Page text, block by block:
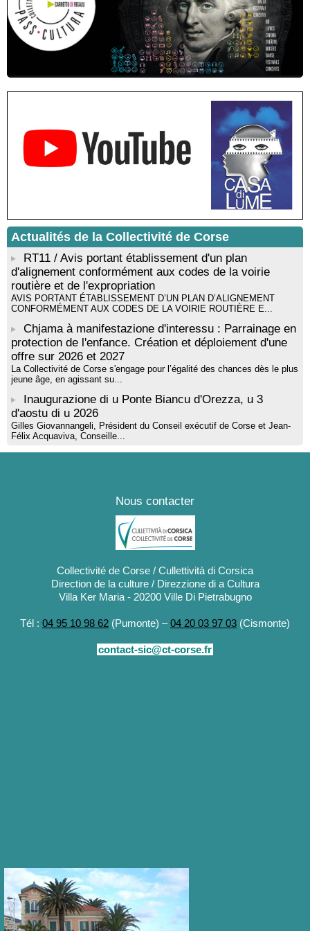
Residenza di scrittura di Angela Nicolai, Trà Corsica è
Sardegna - Mediateca di castagniccia Mare è monti - I Fulelli
Résidence d’écriture et de recherche de l’écrivaine Cécilia
Castelli - Institut Mémoires de l'Edition Contemporaine - Caen /
Médiathèque de Castagniccia Mare et Monti - I Fulelli
livre « La ballade du pendu du Niolu» - Mediateca territuriale di
Mise en musique d’un livre jeunesse par Annik Meschinet,
musicienne pédagogue : Ateliers d’expression sonore, vocale,
rythmique et corporelle - Mediateca territuriale di Santa Lucia di
Tallà
! Événement reporté ! Cycle de conférences peinture animé
par Alexandre Dominati - Mediateca territuriale di Santa Lucia di
Actualités de la Collectivité de Corse
RT11 / Avis portant établissement d'un plan
d'alignement conformément aux codes de la voirie
routière et de l'expropriation
AVIS PORTANT ÉTABLISSEMENT D’UN PLAN D’ALIGNEMENT
CONFORMÉMENT AUX CODES DE LA VOIRIE ROUTIÈRE E...
Chjama à manifestazione d'interessu : Parrainage en
protection de l'enfance. Création et déploiement d'une
offre sur 2026 et 2027
La Collectivité de Corse s'engage pour l’égalité des chances dès le plus
jeune âge, en agissant su...
Inaugurazione di u Ponte Biancu d'Orezza, u 3
d'aostu di u 2026
Gilles Giovannangeli, Président du Conseil exécutif de Corse et Jean-
Félix Acquaviva, Conseille...
Nous contacter
Collectivité de Corse / Cullettività di Corsica
Direction de la culture / Direzzione di a Cultura
Villa Ker Maria - 20200 Ville Di Pietrabugno
Tél : 04 95 10 98 62 (Pumonte) –04 20 03 97 03 (Cismonte)
contact-sic@ct-corse.fr